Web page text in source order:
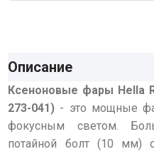
Описание
Ксеноновые фары Hella
273-041) - это мощные
фокусным светом.
потайной болт (10 мм)